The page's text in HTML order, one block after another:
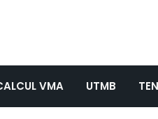
VMA UTMB